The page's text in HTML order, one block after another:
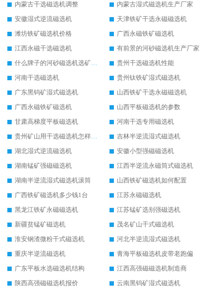
内蒙古干选磁选机调整
内蒙古湿式磁选机生产厂家
安徽湿式逆流磁选机
天津铁矿干选永磁磁选机
潍坊铁矿磁选机价格
广西永磁铁矿磁选机
江西永磁干选磁选机
有前景的河砂磁选机生产厂家
什么牌子的河砂磁选机选矿效果好
贵州干选磁选机性能
河南干选磁选机
贵州钛铁矿湿式磁选机
广东黑钨矿湿式磁选机
山西铁矿干选永磁磁选机
广西永磁铁矿磁选机
山西平板磁选机的参数
甘肃高梯度平板磁选机
河南干选专用磁选机
贵州矿山用干选磁选机怎样调磁
吉林半逆流湿式磁选机
湖北湿式逆流磁选机
安徽小型强磁磁选机
湖南锰矿强磁磁选机
江西半逆流永磁筒式磁选机
湖南半逆流湿式磁选机滚筒
山西铁矿磁选机如何配置
广西铁矿磁选机多少钱1台
江苏永磁磁选机
黑龙江铁矿永磁磁选机
江苏锰矿选别强磁选机
新疆贫锰矿磁选机
茂名矿山干式磁选机
淮安钢渣微粉干式磁选机
河北半逆流湿式磁选机
重庆半逆流磁选机
青海平板磁选机皮带老跑偏
广东平板水选磁选机结构
江西高强磁磁选机制造商
陕西高强磁磁选机报价
云南黑钨矿湿式磁选机